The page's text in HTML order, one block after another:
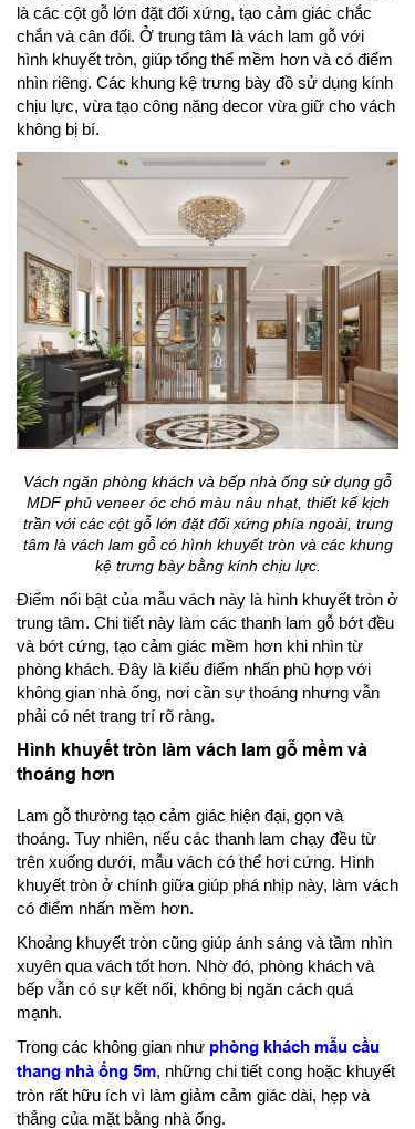
là các cột gỗ lớn đặt đối xứng, tạo cảm giác chắc
chắn và cân đối. Ở trung tâm là vách lam gỗ với
hình khuyết tròn, giúp tổng thể mềm hơn và có điểm
nhìn riêng. Các khung kệ trưng bày đồ sử dụng kính
chịu lực, vừa tạo công năng decor vừa giữ cho vách
không bị bí.
Vách ngăn phòng khách và bếp nhà ống sử dụng gỗ
MDF phủ veneer óc chó màu nâu nhạt, thiết kế kịch
trần với các cột gỗ lớn đặt đối xứng phía ngoài, trung
tâm là vách lam gỗ có hình khuyết tròn và các khung
kệ trưng bày bằng kính chịu lực.
Điểm nổi bật của mẫu vách này là hình khuyết tròn ở
trung tâm. Chi tiết này làm các thanh lam gỗ bớt đều
và bớt cứng, tạo cảm giác mềm hơn khi nhìn từ
phòng khách. Đây là kiểu điểm nhấn phù hợp với
không gian nhà ống, nơi cần sự thoáng nhưng vẫn
phải có nét trang trí rõ ràng.
Hình khuyết tròn làm vách lam gỗ mềm và
thoáng hơn
Lam gỗ thường tạo cảm giác hiện đại, gọn và
thoáng. Tuy nhiên, nếu các thanh lam chạy đều từ
trên xuống dưới, mẫu vách có thể hơi cứng. Hình
khuyết tròn ở chính giữa giúp phá nhịp này, làm vách
có điểm nhấn mềm hơn.
Khoảng khuyết tròn cũng giúp ánh sáng và tầm nhìn
xuyên qua vách tốt hơn. Nhờ đó, phòng khách và
bếp vẫn có sự kết nối, không bị ngăn cách quá
mạnh.
Trong các không gian như phòng khách mẫu cầu
thang nhà ống 5m, những chi tiết cong hoặc khuyết
tròn rất hữu ích vì làm giảm cảm giác dài, hẹp và
thẳng của mặt bằng nhà ống.